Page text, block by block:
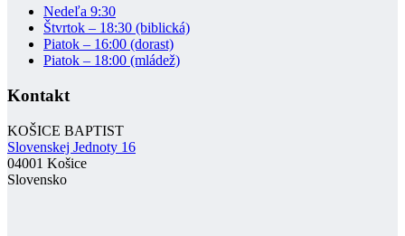
Nedeľa 9:30
Štvrtok – 18:30 (biblická)
Piatok – 16:00 (dorast)
Piatok – 18:00 (mládež)
Kontakt
KOŠICE BAPTIST
Slovenskej Jednoty 16
04001 Košice
Slovensko